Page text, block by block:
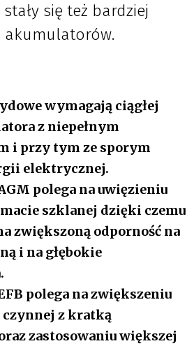
się też bardziej
akumulatorów.
wymagają ciągłej
z niepełnym
i przy tym ze sporym
elektrycznej.
polega na uwięzieniu
szklanej dzięki czemu
zwiększoną odporność na
i na głębokie
polega na zwiększeniu
czynnej z kratką
zastosowaniu większej